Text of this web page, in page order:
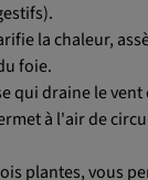
la chaleur,
foie.
qui draine le vent
à l'air de
plantes, vous